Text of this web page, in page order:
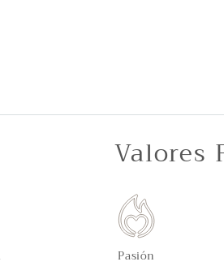
Valores
Pasión